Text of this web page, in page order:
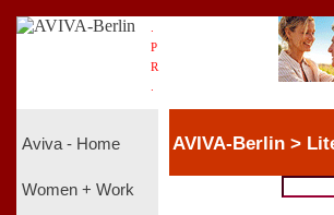
P
R
Aviva - Home
Women + Work
AVIVA-Berlin >